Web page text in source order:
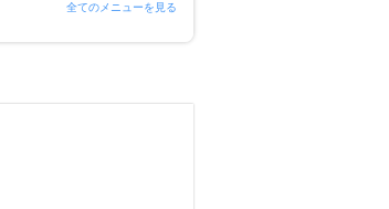
全てのメニューを見る